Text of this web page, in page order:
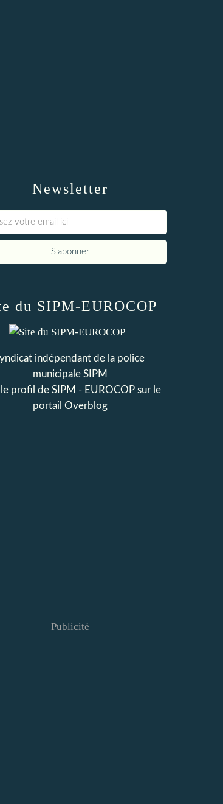
Newsletter
du SIPM-EUROCOP
indépendant de la police
municipale SIPM
profil de SIPM - EUROCOPsur le
portail Overblog
Publicité